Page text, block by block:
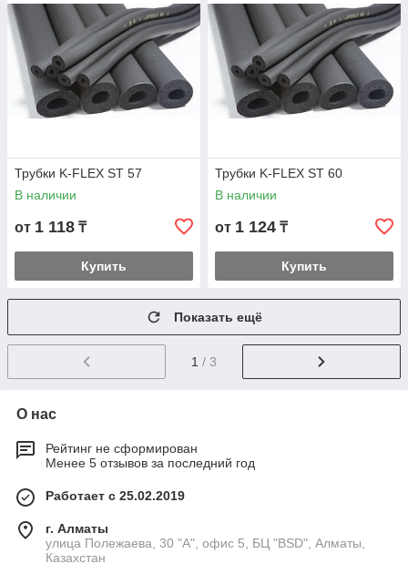
Трубки K-FLEX ST 57
В наличии
от 1 118 ₸
Купить
Трубки K-FLEX ST 60
В наличии
от 1 124 ₸
Купить
Показать ещё
1 / 3
О нас
Рейтинг не сформирован
Менее 5 отзывов за последний год
Работает с 25.02.2019
г. Алматы
улица Полежаева, 30 "А", офис 5, БЦ "BSD", Алматы,
Казахстан